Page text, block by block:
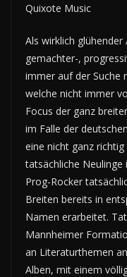
Quixote Music
Als wirklich
gemachter-,
immer auf der Suche
welche nicht immer
Focus der ganz
im Falle der
eine nicht ganz
tatsächliche
Prog-Rocker
Breiten bereits in
Namen erarbeitet.
Mannheimer
an Literaturthemen
Alben, mit einem